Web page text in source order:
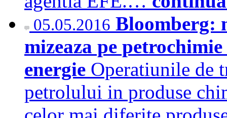
05.05.2016 Bloomberg:
mizeaza pe
energie Operatiunile de
petrolului in produse